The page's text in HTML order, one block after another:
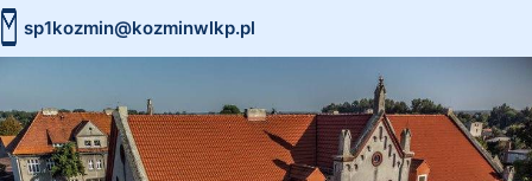
sp1kozmin@kozminwlkp.pl